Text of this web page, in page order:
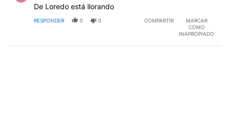
De Loredo está llorando
RESPONDER 0 0 COMPARTIR
MARCAR
COMO
INAPROPIADO